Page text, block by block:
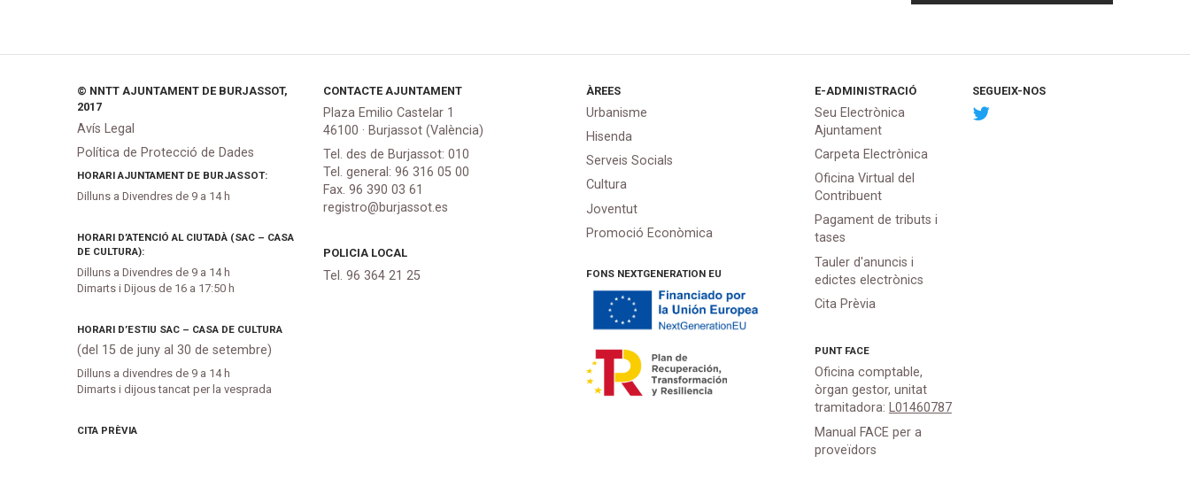
© NNTT AJUNTAMENT DE BURJASSOT,
2017
Avís Legal
Política de Protecció de Dades
HORARI AJUNTAMENT DE BURJASSOT:
Dilluns a Divendres de 9 a 14 h
HORARI D’ATENCIÓ AL CIUTADÀ (SAC – CASA
DE CULTURA):
Dilluns a Divendres de 9 a 14 h
Dimarts i Dijous de 16 a 17:50 h
HORARI D’ESTIU SAC – CASA DE CULTURA
(del 15 de juny al 30 de setembre)
Dilluns a divendres de 9 a 14 h
Dimarts i dijous tancat per la vesprada
CITA PRÈVIA
CONTACTE AJUNTAMENT
Plaza Emilio Castelar 1
46100 · Burjassot (València)
Tel. des de Burjassot: 010
Tel. general: 96 316 05 00
Fax. 96 390 03 61
registro@burjassot.es
POLICIA LOCAL
Tel. 96 364 21 25
ÀREES
Urbanisme
Hisenda
Serveis Socials
Cultura
Joventut
Promoció Econòmica
FONS NEXTGENERATION EU
E-ADMINISTRACIÓ
Seu Electrònica
Ajuntament
Carpeta Electrònica
Oficina Virtual del
Contribuent
Pagament de tributs i
tases
Tauler d'anuncis i
edictes electrònics
Cita Prèvia
PUNT FACE
Oficina comptable,
òrgan gestor, unitat
tramitadora: L01460787
Manual FACE per a
proveïdors
SEGUEIX-NOS